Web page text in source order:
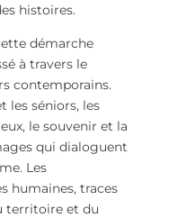
histoires.
démarche
à travers le
contemporains.
les séniors, les
le souvenir et la
qui dialoguent
Les
humaines, traces
territoire et du